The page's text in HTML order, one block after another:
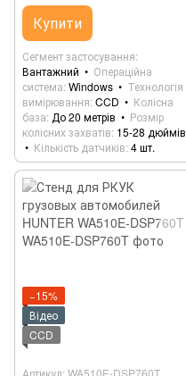
Купити
Сегмент застосування
Вантажний
Операційна
система Windows
Технологія
вимірювання CCD
Колісна
база До 20 метрів
Розмір
колісних захватів 15-28 дюймів
Кількість датчиків 4 шт.
−15%
Відео
CCD